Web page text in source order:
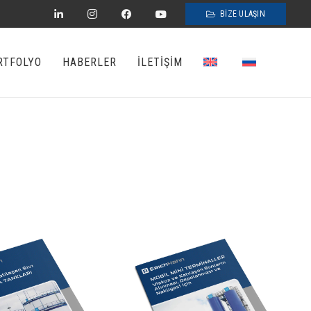
BİZE ULAŞIN
HABERLER İLETİŞİM